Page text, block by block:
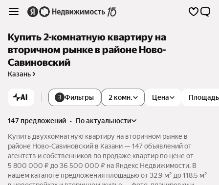
Купить 2-комнатную квартиру на
вторичном рынке в районе Ново-
Савиновский
Казань
AI 3 Фильтры 2 комн. Цена Площадь
147 предложений •
по актуальности
Купить двухкомнатную квартиру на вторичном рынке в
районе Ново-Савиновский в Казани — 147 объявлений от
агентств и собственников по продаже квартир по цене от
5 800 000 ₽ до 36 500 000 ₽ на Яндекс Недвижимости. В
нашем каталоге предложения площадью от 32,9 м² до 118,5 м²